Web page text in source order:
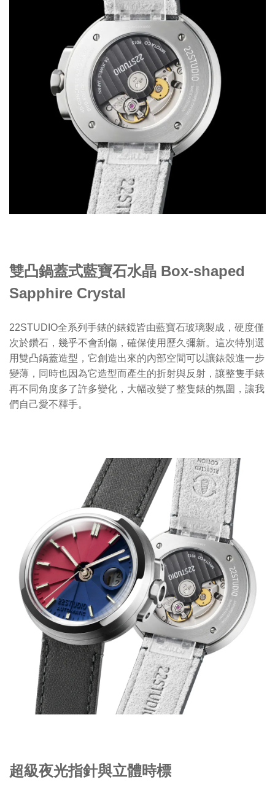
雙凸鍋蓋式藍寶石水晶 Box-shaped
Sapphire Crystal
22STUDIO全系列手錶的錶鏡皆由藍寶石玻璃製成，硬度僅
次於鑽石，幾乎不會刮傷，確保使用歷久彌新。這次特別選
用雙凸鍋蓋造型，它創造出來的內部空間可以讓錶殼進一步
變薄，同時也因為它造型而產生的折射與反射，讓整隻手錶
再不同角度多了許多變化，大幅改變了整隻錶的氛圍，讓我
們自己愛不釋手。
超級夜光指針與立體時標